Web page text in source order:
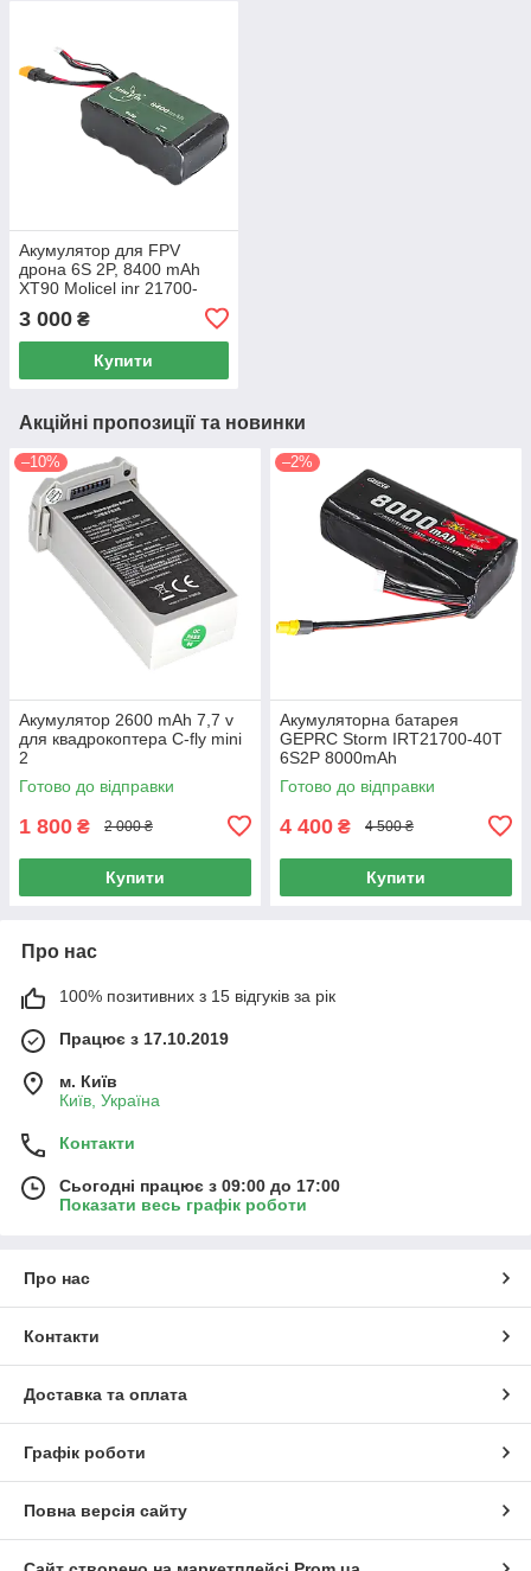
Акумулятор для FPV
дрона 6S 2P, 8400 mAh
XT90 Molicel inr 21700-
3 000 ₴
Купити
Акційні пропозиції та новинки
–10%
Акумулятор 2600 mAh 7,7 v
для квадрокоптера C-fly mini
2
Готово до відправки
1 800 ₴ 2 000 ₴
Купити
–2%
Акумуляторна батарея
GEPRC Storm IRT21700-40T
6S2P 8000mAh
Готово до відправки
4 400 ₴ 4 500 ₴
Купити
Про нас
100% позитивних з 15 відгуків за рік
Працює з 17.10.2019
м. Київ
Київ, Україна
Контакти
Сьогодні працює з 09:00 до 17:00
Показати весь графік роботи
Про нас
Контакти
Доставка та оплата
Графік роботи
Повна версія сайту